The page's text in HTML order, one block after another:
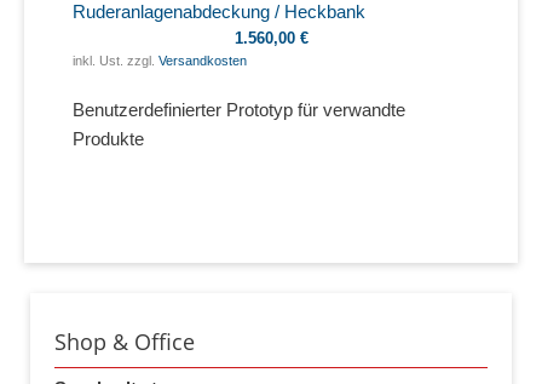
Ruderanlagenabdeckung / Heckbank
1.560,00 €
inkl. Ust. zzgl. Versandkosten
Benutzerdefinierter Prototyp für verwandte
Produkte
Shop & Office